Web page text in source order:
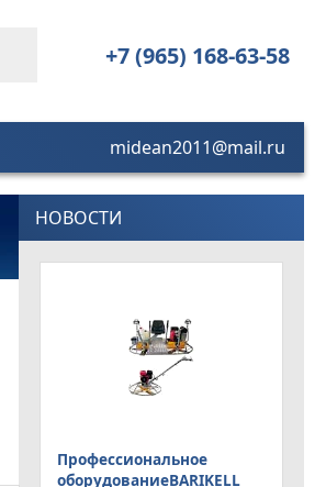
+7 (965) 168-63-58
midean2011@mail.ru
НОВОСТИ
Профессиональное
оборудованиеBARIKELL